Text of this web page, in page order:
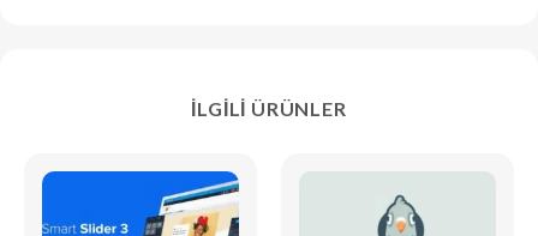
İLGILI ÜRÜNLER